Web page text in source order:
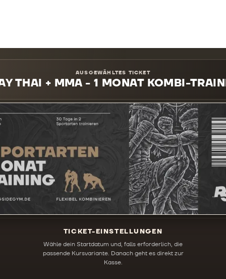
AUSGEWÄHLTES TICKET
THAI + MMA - 1 MONAT KOMBI-
TICKET-EINSTELLUNGEN
Wähle dein Startdatum und, falls erforderlich, die
passende Kursvariante. Danach geht es direkt zur
Kasse.